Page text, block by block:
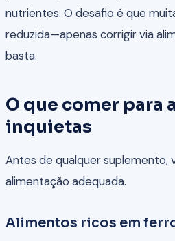
nutrientes. O desafio é que
reduzida—apenas corrigir via
basta.
O que comer para
inquietas
Antes de qualquer suplemento,
alimentação adequada.
Alimentos ricos em